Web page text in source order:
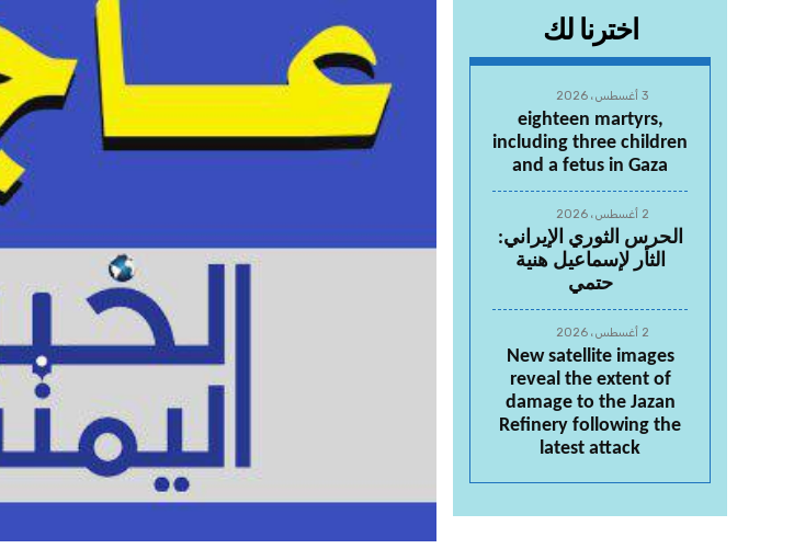
اخترنا لك
3 أغسطس، 2026
eighteen martyrs,
including three children
and a fetus in Gaza
2 أغسطس، 2026
الحرس الثوري الإيراني:
الثأر لإسماعيل هنية
حتمي
2 أغسطس، 2026
New satellite images
reveal the extent of
damage to the Jazan
Refinery following the
latest attack